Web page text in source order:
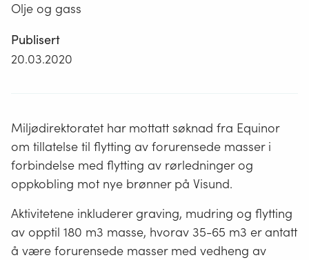
Olje og gass
Publisert
20.03.2020
Miljødirektoratet har mottatt søknad fra Equinor
om tillatelse til flytting av forurensede masser i
forbindelse med flytting av rørledninger og
oppkobling mot nye brønner på Visund.
Aktivitetene inkluderer graving, mudring og flytting
av opptil 180 m3 masse, hvorav 35-65 m3 er antatt
å være forurensede masser med vedheng av